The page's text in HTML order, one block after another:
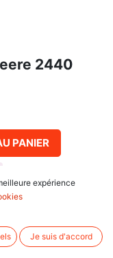
2440
PANIER
1130, 1140, F, V, 1350,
2130, 2135, 2150, 2155,
2520, 2550, 2650 CS,
3100, 3110, 3130,
expérience
Je suis d'accord